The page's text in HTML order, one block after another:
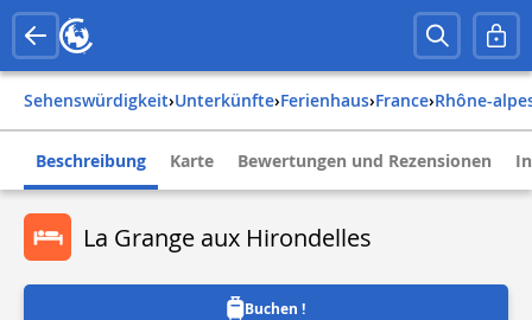
Sehenswürdigkeit› Unterkünfte› Ferienhaus› france› rhône-
Beschreibung Karte Bewertungen und Rezensionen
La Grange aux Hirondelles
Buchen !